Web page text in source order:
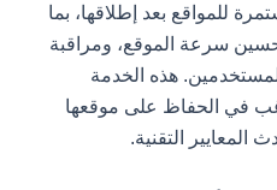
للمواقع بعد إطلاقها، بما
سرعة الموقع، ومراقبة
هذه الخدمة
في الحفاظ على موقعها
التقنية.